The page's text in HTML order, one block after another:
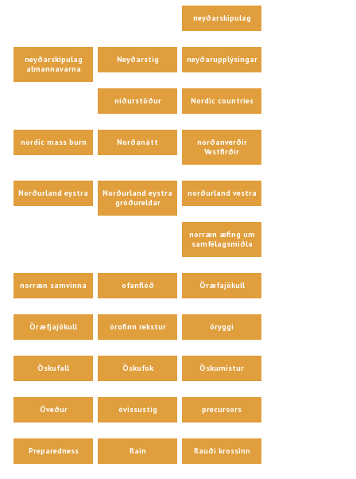
neyðarskipulag
neyðarskipulag
almannavarna
Neyðarstig neyðarupplýsingar
niðurstöður Nordic countries
nordic mass burn Norðanátt
norðanverðir
Vestfirðir
Norðurland eystra
Norðurland eystra
gróðureldar
norðurland vestra
norræn æfing um
samfélagsmiðla
norræn samvinna ofanflóð Öræfajökull
Öræfjajökull órofinn rekstur öryggi
Öskufall Öskufok Öskumistur
Óveður óvissustig precursors
Preparedness Rain Rauði krossinn